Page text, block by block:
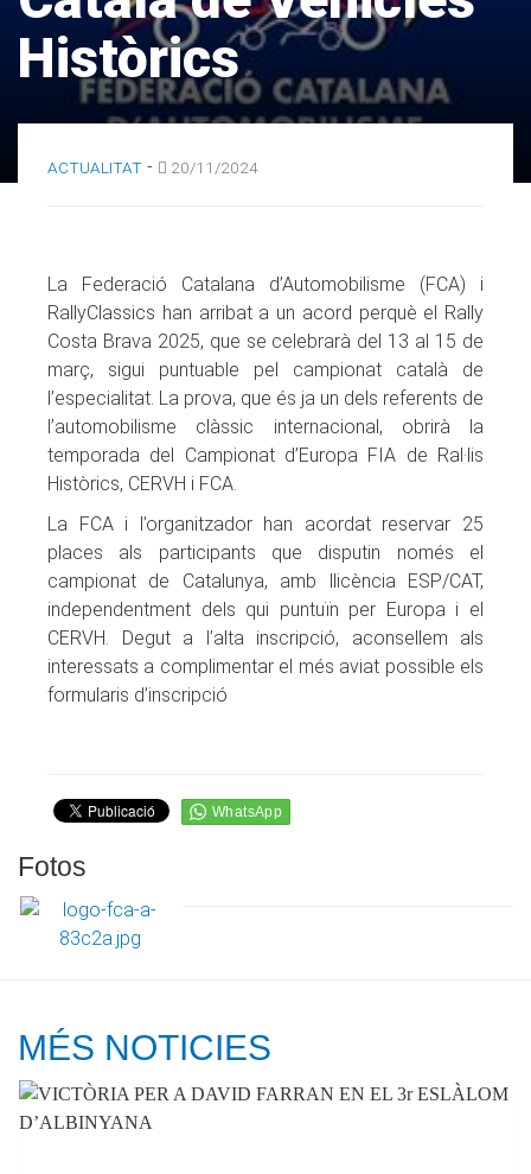
Històrics
ACTUALITAT - 20/11/2024
La Federació Catalana d’Automobilisme (FCA) i
RallyClassics han arribat a un acord perquè el Rally
Costa Brava 2025, que se celebrarà del 13 al 15 de
març, sigui puntuable pel campionat català de
l’especialitat. La prova, que és ja un dels referents de
l’automobilisme clàssic internacional, obrirà la
temporada del Campionat d’Europa FIA de Ral·lis
Històrics, CERVH i FCA.
La FCA i l’organitzador han acordat reservar 25
places als participants que disputin només el
campionat de Catalunya, amb llicència ESP/CAT,
independentment dels qui puntuïn per Europa i el
CERVH. Degut a l’alta inscripció, aconsellem als
interessats a complimentar el més aviat possible els
formularis d’inscripció
Fotos
MÉS NOTICIES